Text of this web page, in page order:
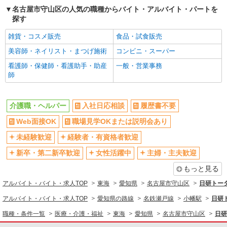
時給1500円〜2150円 ＜日払い有/週払い有/交
通費全支給(ガソリン代含む)＞
キープ 詳細を見る
派遣社員
株式会社kotrio /●NG-H-2029848
う高時給の有料住宅
時給1500円〜2125円 ＜日払い有/週払い有/交
通費全支給(ガソリン代含む)＞
名古屋市守山区
キープ 詳細を見る
派遣社員
株式会社kotrio /●NG-H-2031072
へ＊サ高住
名古屋市守山区の人気の職種からバイト・アルバイト・パートを
探す
雑貨・コスメ販売
食品・試食販売
美容師・ネイリスト・まつげ施術
コンビニ・スーパー
看護師・保健師・看護助手・助産
師
一般・営業事務
介護職・ヘルパー 入社日応相談
履歴書不要
Web面接OK
職場見学OKまたは説明会あり
未経験歓迎
経験者・有資格者歓迎
新卒・第二新卒歓迎
女性活躍中
主婦・主夫歓迎
もっと見る
アルバイト・バイト・求人TOP 東海 愛知県 名古屋市守山区 日研トー
アルバイト・バイト・求人TOP 愛知県の路線 名鉄瀬戸線 小幡駅 日研
職種・条件一覧 医療・介護・福祉 東海 愛知県 名古屋市守山区 日